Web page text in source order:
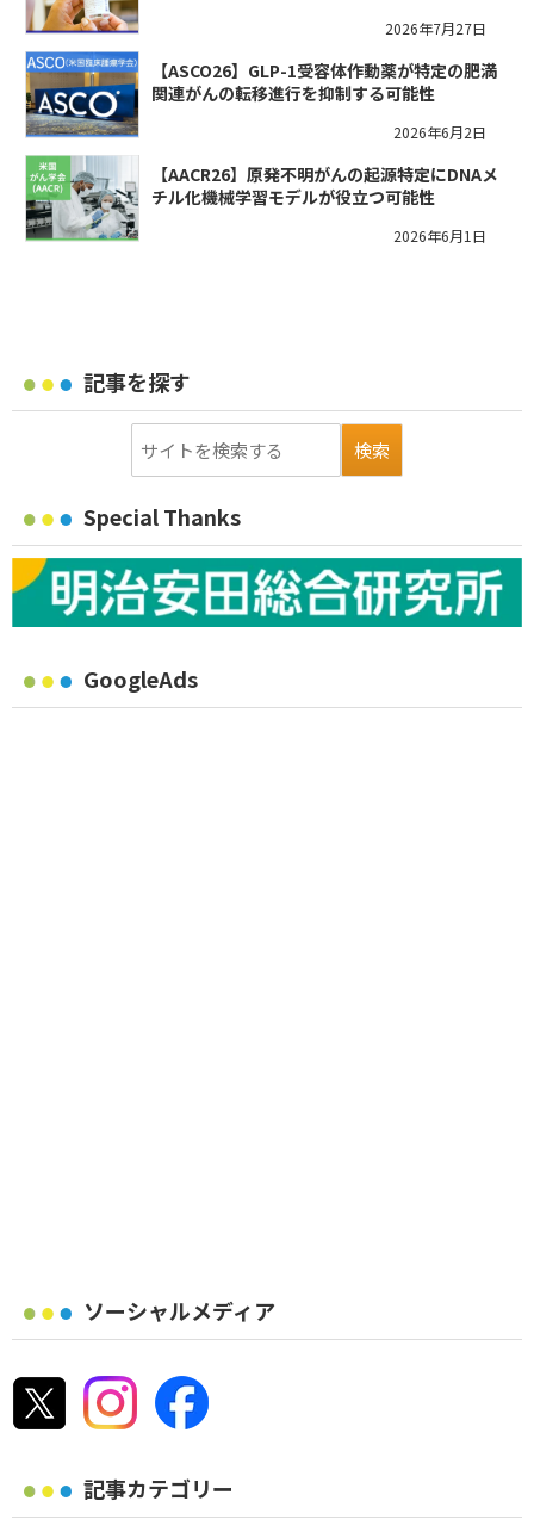
2026年7月27日
【ASCO26】GLP-1受容体作動薬が特定の肥満
関連がんの転移進行を抑制する可能性
2026年6月2日
【AACR26】原発不明がんの起源特定にDNAメ
チル化機械学習モデルが役立つ可能性
2026年6月1日
記事を探す
Special Thanks
GoogleAds
ソーシャルメディア
記事カテゴリー